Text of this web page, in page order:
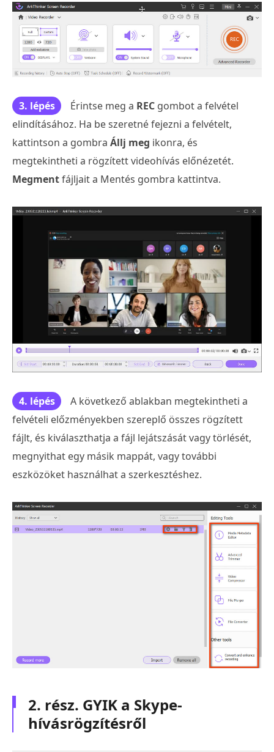
3. lépés Érintse meg a REC gombot a felvétel
elindításához. Ha be szeretné fejezni a felvételt,
kattintson a gombra Állj meg ikonra, és
megtekintheti a rögzített videohívás előnézetét.
Megmentfájljait a Mentés gombra kattintva.
4. lépés
A következő ablakban megtekintheti a
felvételi előzményekben szereplő összes rögzített
fájlt, és kiválaszthatja a fájl lejátszását vagy törlését,
megnyithat egy másik mappát, vagy további
eszközöket használhat a szerkesztéshez.
2. rész. GYIK a Skype-
hívásrögzítésről